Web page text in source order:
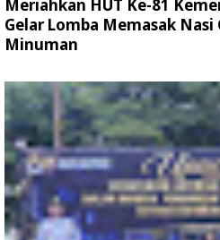
Meriahkan HUT Ke-81
Gelar Lomba Memasak
Minuman